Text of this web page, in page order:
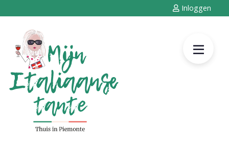
Inloggen